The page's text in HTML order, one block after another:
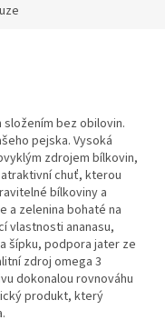
bez obilovin.
pejska. Vysoká
zdrojem bílkovin,
chuť, kterou
bílkoviny a
a zelenina bohaté na
vlastnosti ananasu,
šípku, podpora jater ze
zdroj omega 3
dokonalou rovnováhu
produkt, který